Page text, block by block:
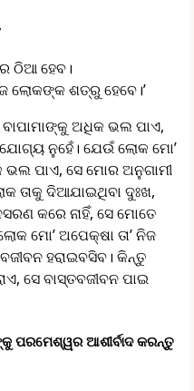
ଠିଆ ହେବ।
ଲୋକଙ୍କ ଶତ୍ରୁ ହେବେ।’
ବାପାମାଙ୍କୁ ଅଧିକ ଭଲ ପାଏ,
ଯୋଗ୍ୟ ନୁହେଁ। ଯେଉଁ ଲୋକ ମୋ’
ପାଏ, ସେ ମୋର ଅନୁଗାମୀ
ତାକୁ ଦିଆଯାଇଥିବା ଦୁଃଖ,
କରେ ନାହିଁ, ସେ ମୋତେ
ମୋ’ ଅପେକ୍ଷା ତା’ ନିଜ
ହରାଇବସିବ। କିନ୍ତୁ
ସେ ବାସ୍ତବଜୀବନ ପାଇ
ପରମେଶ୍ୱର ଆଶୀର୍ବାଦ କରନ୍ତୁ